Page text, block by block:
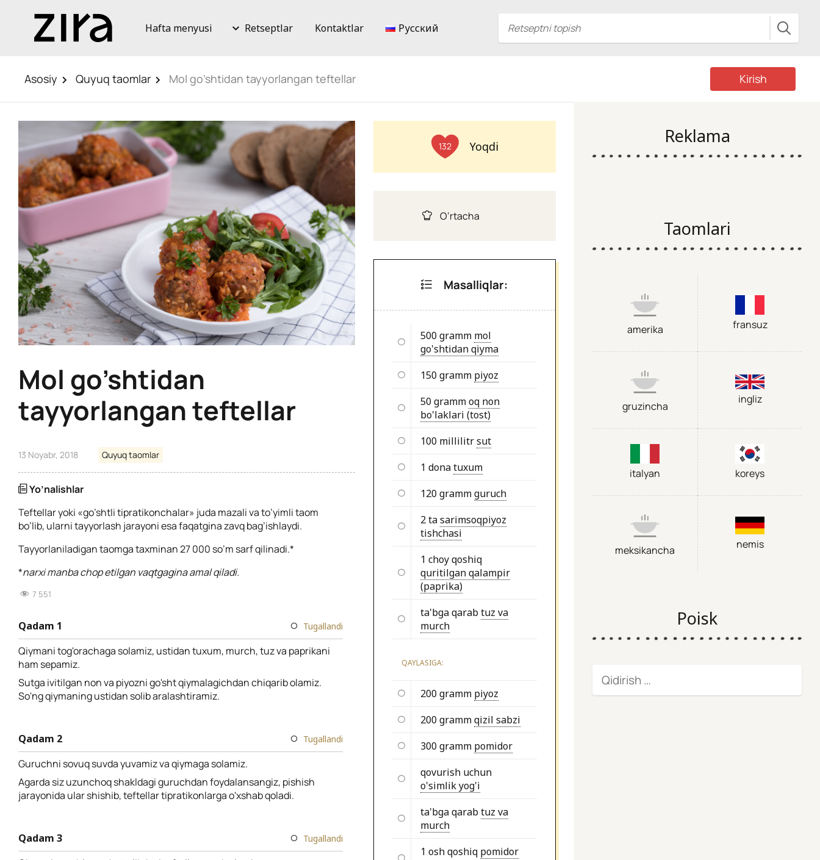
Hafta menyusi Retseptlar Kontaktlar Русский
Asosiy Quyuq taomlar Mol go’shtidan tayyorlangan teftellar Kirish
Mol go’shtidan
tayyorlangan teftellar
13 Noyabr, 2018 Quyuq taomlar
Yo’nalishlar
Teftellar yoki «go’shtli tipratikonchalar» juda mazali va to’yimli taom
bo’lib, ularni tayyorlash jarayoni esa faqatgina zavq bag’ishlaydi.
Tayyorlaniladigan taomga taxminan 27 000 so’m sarf qilinadi.*
*narxi manba chop etilgan vaqtgagina amal qiladi.
7 551
Qadam 1 Tugallandi
Qiymani tog'orachaga solamiz, ustidan tuxum, murch, tuz va paprikani
ham sepamiz.
Sutga ivitilgan non va piyozni go'sht qiymalagichdan chiqarib olamiz.
So'ng qiymaning ustidan solib aralashtiramiz.
Qadam 2 Tugallandi
Guruchni sovuq suvda yuvamiz va qiymaga solamiz.
Agarda siz uzunchoq shakldagi guruchdan foydalansangiz, pishish
jarayonida ular shishib, teftellar tipratikonlarga o'xshab qoladi.
Qadam 3 Tugallandi
132 Yoqdi
O’rtacha
Masalliqlar:
500 gramm mol
go'shtidan qiyma
150 gramm piyoz
50 grammoq non
bo'laklari (tost)
100 millilitrsut
1 donatuxum
120 grammguruch
2 tasarimsoqpiyoz
tishchasi
1 choy qoshiq
quritilgan qalampir
(paprika)
ta'bga qarabtuz va
murch
QAYLASIGA:
200 gramm piyoz
200 grammqizil sabzi
300 gramm pomidor
qovurish uchun
o'simlik yog'i
ta'bga qarabtuz va
murch
1 osh qoshiq pomidor
Reklama
Taomlari
amerika fransuz
gruzincha
ingliz
italyan koreys
meksikancha nemis
Poisk